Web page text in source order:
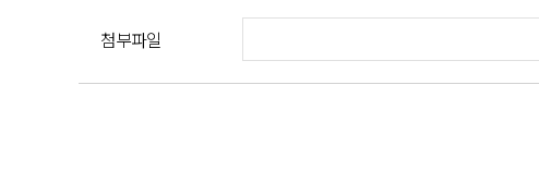
첨부파일